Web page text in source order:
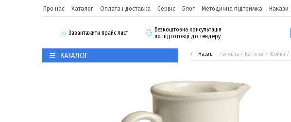
Про нас Каталог Оплата і доставка Сервіс Блог Методична підтримка Накази
3авантажити прайс лист
Безкоштовна консультація
по підготовці до тендеру
КАТАЛОГ Назад Головна Каталог Фізика